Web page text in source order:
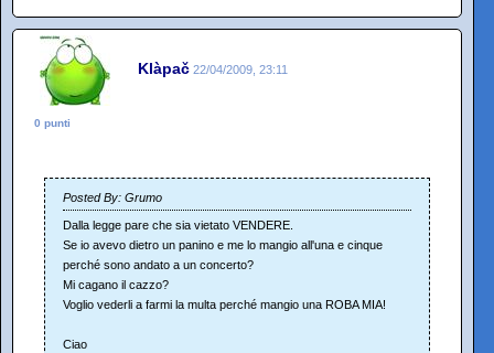
Klàpač 22/04/2009, 23:11
0 punti
Posted By: Grumo
Dalla legge pare che sia vietato VENDERE.
Se io avevo dietro un panino e me lo mangio all'una e cinque
perché sono andato a un concerto?
Mi cagano il cazzo?
Voglio vederli a farmi la multa perché mangio una ROBA MIA!
Ciao